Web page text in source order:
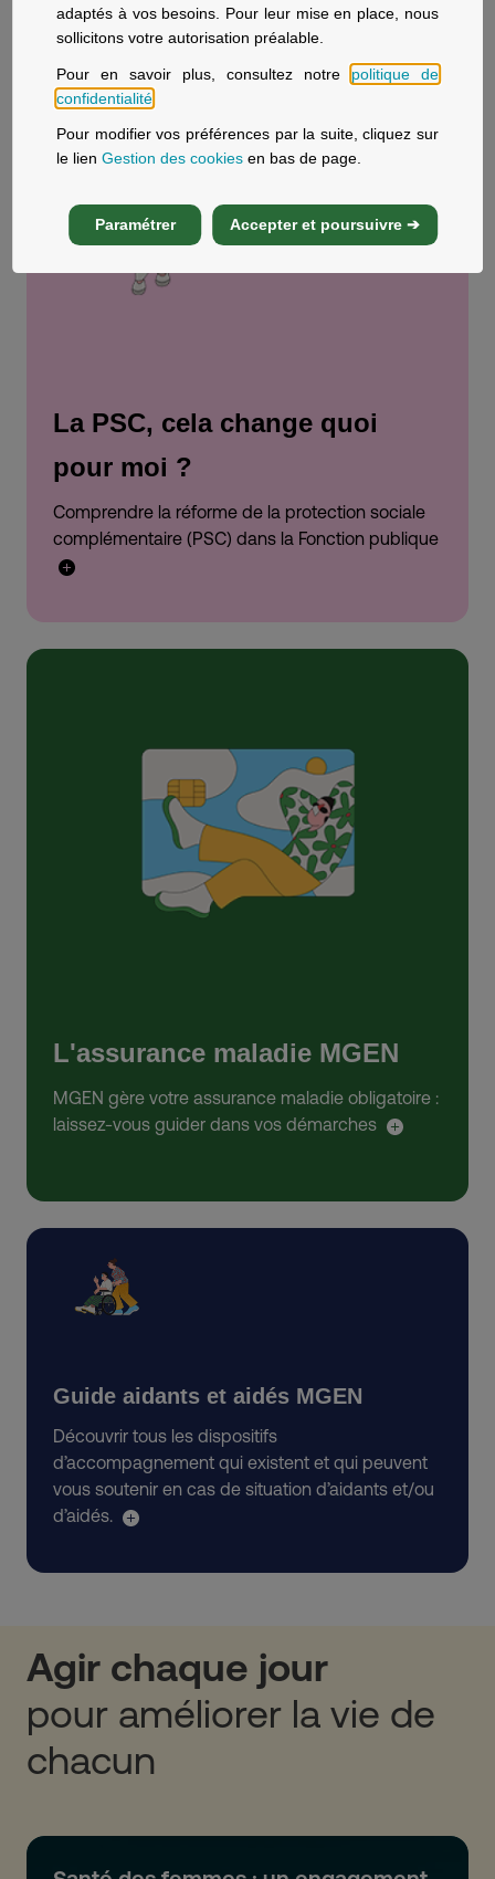
adaptés à vos besoins. Pour leur mise en place, nous
sollicitons votre autorisation préalable.
Pour en savoir plus, consultez notre politique de
confidentialité
Pour modifier vos préférences par la suite, cliquez sur
le lienGestion des cookies en bas de page.
Paramétrer Accepter et poursuivre ➔
La PSC, cela change quoi
pour moi ?
Comprendre la réforme de la protection sociale
complémentaire (PSC) dans la Fonction publique
L'assurance maladie MGEN
MGEN gère votre assurance maladie obligatoire :
laissez-vous guider dans vos démarches
Guide aidants et aidés MGEN
Découvrir tous les dispositifs
d’accompagnement qui existent et qui peuvent
vous soutenir en cas de situation d’aidants et/ou
d’aidés.
Agir chaque jour
pour améliorer la vie de
chacun